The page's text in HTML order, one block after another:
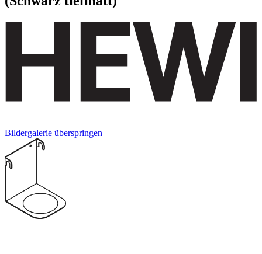
Bildergalerie überspringen